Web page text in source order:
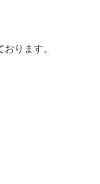
ります。